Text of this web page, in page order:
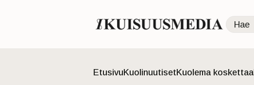
Etusivu KuolinuutisetKuolema koskettaa